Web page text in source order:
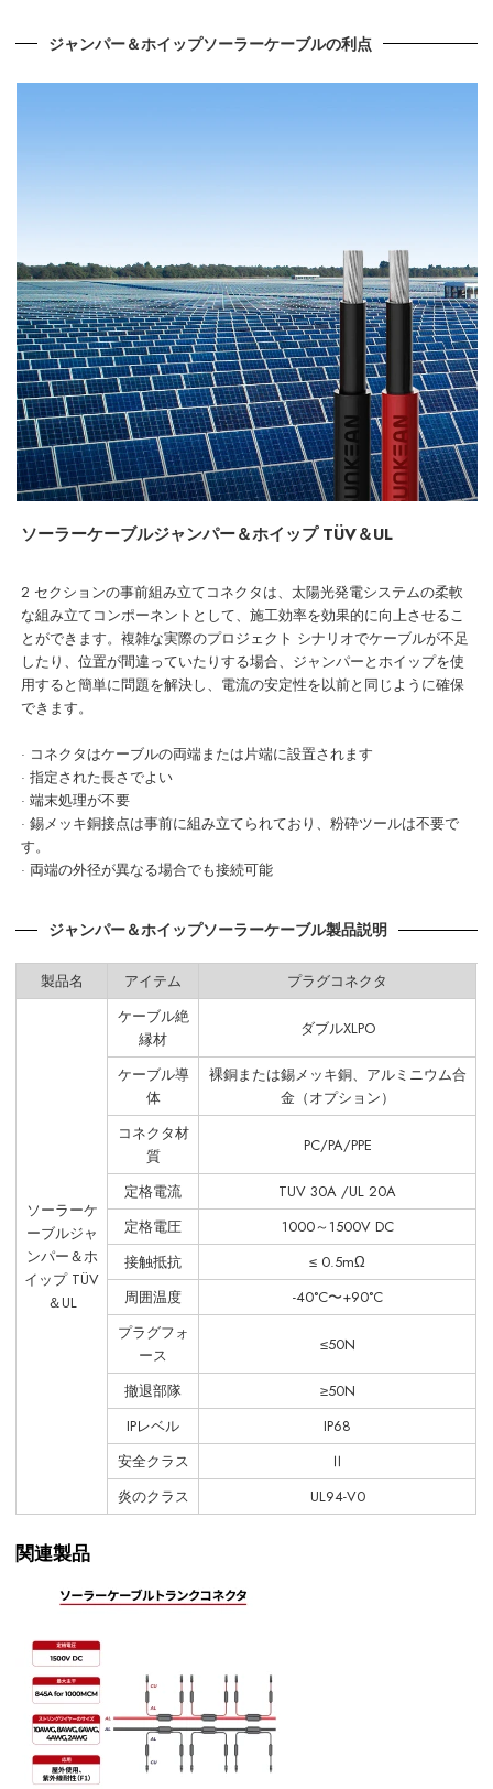
ジャンパー＆ホイップソーラーケーブルの利点
ソーラーケーブルジャンパー＆ホイップ TÜV＆UL
2 セクションの事前組み立てコネクタは、太陽光発電システムの柔軟
な組み立てコンポーネントとして、施工効率を効果的に向上させるこ
とができます。複雑な実際のプロジェクト シナリオでケーブルが不足
したり、位置が間違っていたりする場合、ジャンパーとホイップを使
用すると簡単に問題を解決し、電流の安定性を以前と同じように確保
できます。
· コネクタはケーブルの両端または片端に設置されます
· 指定された長さでよい
· 端末処理が不要
· 錫メッキ銅接点は事前に組み立てられており、粉砕ツールは不要で
す。
· 両端の外径が異なる場合でも接続可能
ジャンパー＆ホイップソーラーケーブル製品説明
製品名 アイテム プラグコネクタ
ソーラーケ
ーブルジャ
ンパー＆ホ
イップ TÜV
＆UL
ケーブル絶
縁材
ダブルXLPO
ケーブル導
体
裸銅または錫メッキ銅、アルミニウム合
金（オプション）
コネクタ材
質
PC/PA/PPE
定格電流
TUV 30A /UL 20A
定格電圧
1000～1500V DC
接触抵抗
≤ 0.5mΩ
周囲温度
-40°C〜+90°C
プラグフォ
ース
≤50N
撤退部隊
≥50N
IPレベル
IP68
安全クラス
Ⅱ
炎のクラス
UL94-V0
関連製品